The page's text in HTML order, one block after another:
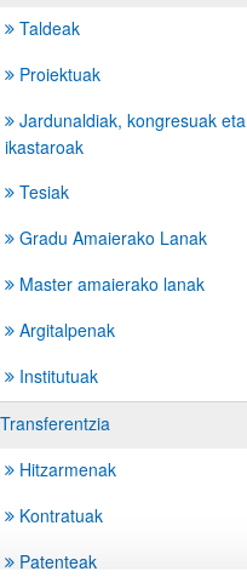
Taldeak
Proiektuak
Jardunaldiak, kongresuak eta
ikastaroak
Tesiak
Gradu Amaierako Lanak
Master amaierako lanak
Argitalpenak
Institutuak
Transferentzia
Hitzarmenak
Kontratuak
Patenteak